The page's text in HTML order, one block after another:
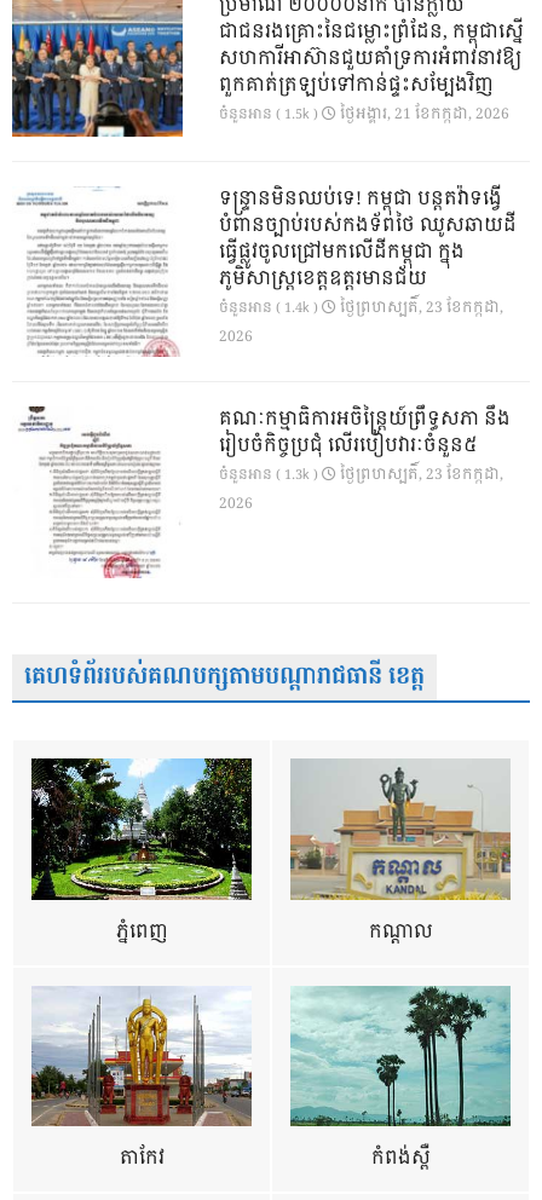
ជាជនរងគ្រោះនៃជម្លោះព្រំដែន, កម្ពុជាស្នើ
សហការីអាស៊ានជួយគាំទ្រការអំពាវនាវឱ្យ
ពួកគាត់ត្រឡប់ទៅកាន់ផ្ទះសម្បែងវិញ
ចំនួនអាន ( 1.5k ) ថ្ងៃ​អង្គារ, 21 ខែ​កក្កដា, 2026
ទន្ទ្រានមិនឈប់ទេ! កម្ពុជា បន្តតវ៉ាទង្វើ
បំពានច្បាប់របស់កងទ័ពថៃ ឈូសឆាយដី
ធ្វើផ្លូវចូលជ្រៅមកលើដីកម្ពុជា ក្នុង
ភូមិសាស្ត្រខេត្តឧត្តរមានជ័យ
ចំនួនអាន ( 1.4k )
ថ្ងៃ​ព្រហស្បតិ៍, 23 ខែ​កក្កដា,
2026
គណៈកម្មាធិការអចិន្ត្រៃយ៍ព្រឹទ្ធសភា នឹង
រៀបចំកិច្ចប្រជុំ លើរបៀបវារៈចំនួន៥
ចំនួនអាន ( 1.3k )
ថ្ងៃ​ព្រហស្បតិ៍, 23 ខែ​កក្កដា,
2026
គេហទំព័ររបស់គណបក្សតាមបណ្តារាជធានី ខេត្ត
ភ្នំពេញ កណ្តាល
តាកែវ កំពង់ស្ពឺ